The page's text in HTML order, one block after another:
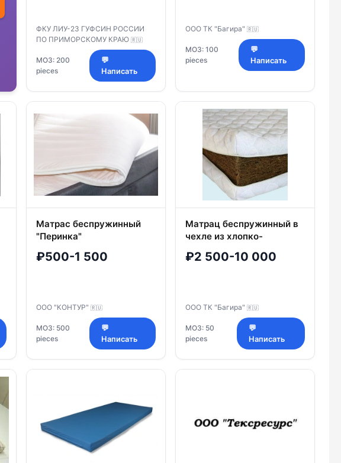
ФКУ ЛИУ-23 ГУФСИН РОССИИ
ПО ПРИМОРСКОМУ КРАЮ 🇷🇺
МОЗ: 200
pieces
💬
Написать
ООО ТК "Багира" 🇷🇺
МОЗ: 100
pieces
💬
Написать
Матрас беспружинный
"Перинка"
₽500-1 500
ООО "КОНТУР" 🇷🇺
МОЗ: 500
pieces
💬
Написать
Матрац беспружинный в
чехле из хлопко-
трикотажных полотен с
₽2 500-10 000
ООО ТК "Багира" 🇷🇺
МОЗ: 50
pieces
💬
Написать